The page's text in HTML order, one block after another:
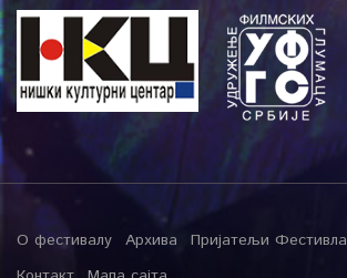
О фестивалу Архива Пријатељи Фестивла